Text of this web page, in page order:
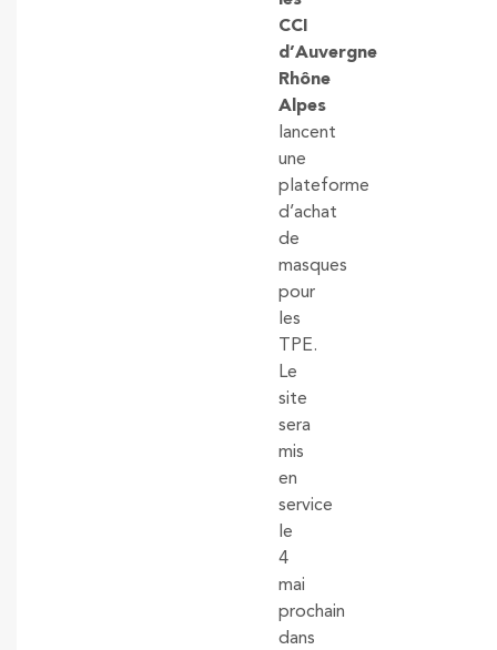
CCI
d’Auvergne
Rhône
Alpes
lancent
une
plateforme
d’achat
de
masques
pour
les
TPE.
Le
site
sera
mis
en
service
le
4
mai
prochain
dans